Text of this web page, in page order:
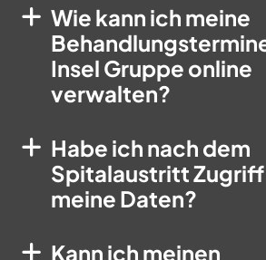
Wie kann ich meine
Insel Gruppe online
verwalten?
Habe ich nach dem
Spitalaustritt
meine Daten?
Kann ich meinen